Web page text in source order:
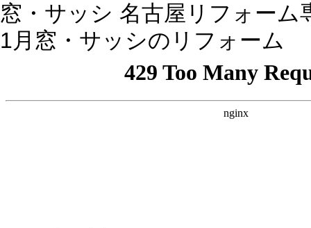
窓・サッシ 名古屋リフォーム
1月窓・サッシのリフォーム